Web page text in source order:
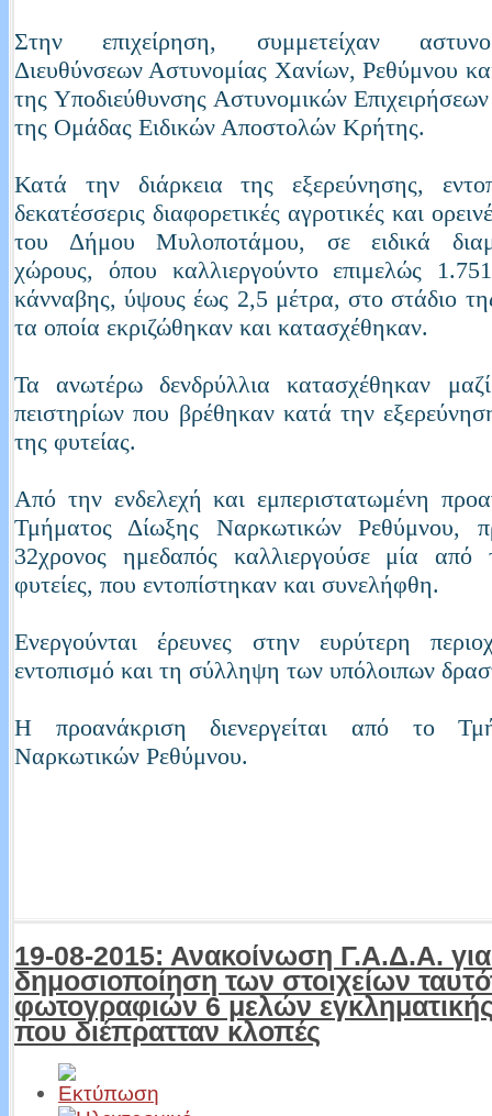
Στην επιχείρηση, συμμετείχαν
Διευθύνσεων Αστυνομίας Χανίων, Ρεθύμνου
της Υποδιεύθυνσης Αστυνομικών
της Ομάδας Ειδικών Αποστολών Κρήτης.
Κατά την διάρκεια της εξερεύνησης,
δεκατέσσερις διαφορετικές αγροτικές και
του Δήμου Μυλοποτάμου, σε ειδικά
χώρους, όπου καλλιεργούντο επιμελώς
κάνναβης, ύψους έως 2,5 μέτρα, στο στάδιο
τα οποία εκριζώθηκαν και κατασχέθηκαν.
Τα ανωτέρω δενδρύλλια κατασχέθηκαν
πειστηρίων που βρέθηκαν κατά την
της φυτείας.
Από την ενδελεχή και εμπεριστατωμένη
Τμήματος Δίωξης Ναρκωτικών Ρεθύμνου,
32χρονος ημεδαπός καλλιεργούσε μία από
φυτείες, που εντοπίστηκαν και συνελήφθη.
Ενεργούνται έρευνες στην ευρύτερη
εντοπισμό και τη σύλληψη των υπόλοιπων
Η προανάκριση διενεργείται από το
Ναρκωτικών Ρεθύμνου.
19-08-2015: Ανακοίνωση Γ.Α.Δ.Α.
δημοσιοποίηση των στοιχείων
φωτογραφιών 6 μελών
που διέπρατταν κλοπές